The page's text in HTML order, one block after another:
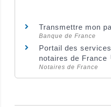
Transmettre mon
Banque de France
Portail des
notaires de France
Notaires de France